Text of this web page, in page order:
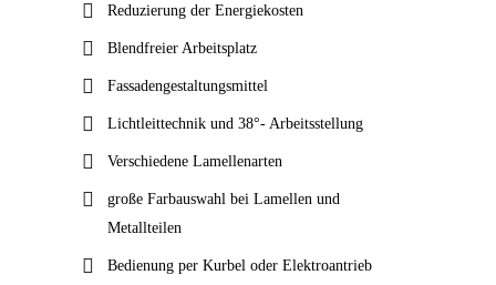
Reduzierung der Energiekosten
Blendfreier Arbeitsplatz
Fassadengestaltungsmittel
Lichtleittechnik und 38°- Arbeitsstellung
Verschiedene Lamellenarten
große Farbauswahl bei Lamellen und
Metallteilen
Bedienung per Kurbel oder Elektroantrieb